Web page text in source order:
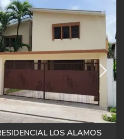
LOS ALAMOS